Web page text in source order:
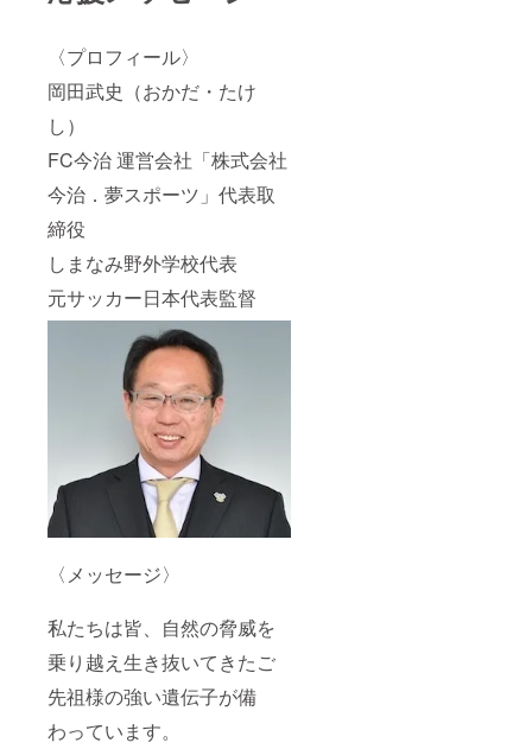
〈プロフィール〉
岡田武史（おかだ・たけ
し）
FC今治 運営会社「株式会社
今治．夢スポーツ」代表取
締役
しまなみ野外学校代表
元サッカー日本代表監督
〈メッセージ〉
私たちは皆、自然の脅威を
乗り越え生き抜いてきたご
先祖様の強い遺伝子が備
わっています。